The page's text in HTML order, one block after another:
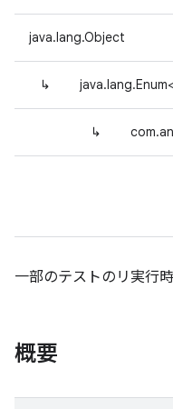
java.lang.Object
↳ java.lang.Enum<
↳
一部のテストのリ実行
概要